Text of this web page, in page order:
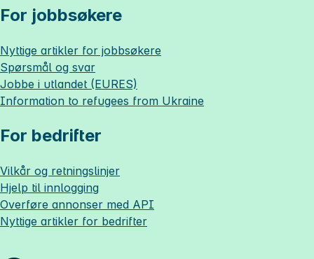
For jobbsøkere
Nyttige artikler for jobbsøkere
Spørsmål og svar
Jobbe i utlandet (EURES)
Information to refugees from Ukraine
For bedrifter
Vilkår og retningslinjer
Hjelp til innlogging
Overføre annonser med API
Nyttige artikler for bedrifter